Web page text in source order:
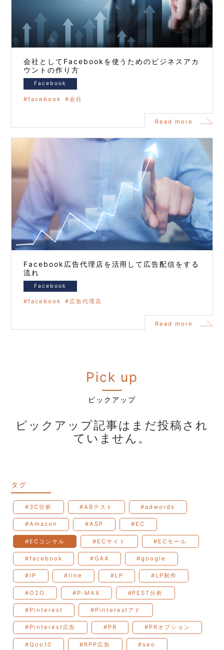
会社としてFacebookを使うためのビジネスアカ
ウントの作り方
Facebook
facebook 会社
Read more
Facebook広告代理店を活用して広告配信をする
流れ
Facebook
facebook 広告代理店
Read more
Pick up
ピックアップ
ピックアップ記事はまだ投稿され
ていません。
タグ
#3C分析 #ABテスト #adwords
#Amazon #ASP #EC
#ECコンサル #ECサイト #ECモール
#facebook #GA4 #google
#IP #line #LP #LP制作
#O2O #P-MAX #PEST分析
#Pinterest #Pinterestアド
#Pinterest広告 #PR #PRオプション
#Qoo10 #RPP広告 #seo